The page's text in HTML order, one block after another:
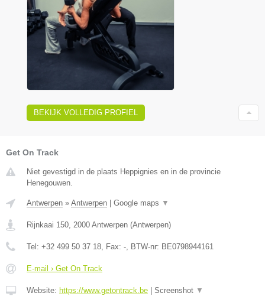
BEKIJK VOLLEDIG PROFIEL
Get On Track
Niet gevestigd in de plaats Heppignies en in de provincie
Henegouwen.
Antwerpen » Antwerpen | Google maps ▼
Rijnkaai 150 2000 Antwerpen (Antwerpen)
Tel: +32 499 50 37 18 , Fax: - , BTW-nr: BE0798944161
E-mail › Get On Track
Website: https://www.getontrack.be | Screenshot ▼